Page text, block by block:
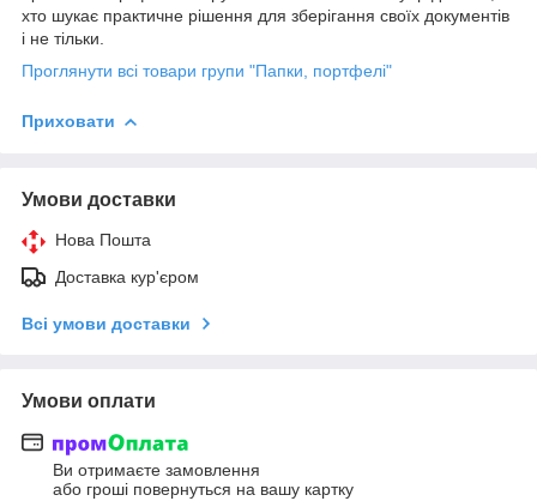
хто шукає практичне рішення для зберігання своїх документів
і не тільки.
Проглянути всі товари групи "Папки, портфелі"
Приховати
Умови доставки
Нова Пошта
Доставка кур'єром
Всі умови доставки
Умови оплати
Ви отримаєте замовлення
або гроші повернуться на вашу картку